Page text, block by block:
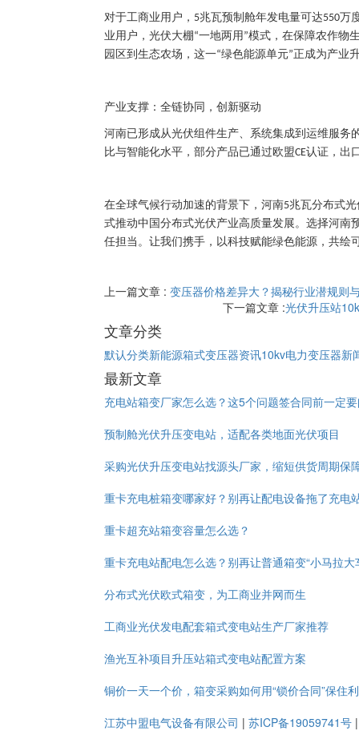
对于工商业用户， 5兆瓦预制舱年发电量可达550万
业用户，光伏大棚 “一地两用 ”模式，在保障农作物
园区到生态农场，这一“绿色能源单元”正成为产业
产业支撑：全链协同，创新驱动
河南已形成从光伏组件生产、系统集成到运维服务
比与智能化水平，部分产品已通过欧盟CE认证，出
在全球气候行动加速的背景下，河南5兆瓦分布式
式推动中国分布式光伏产业高质量发展。选择河南
任担当。让我们携手，以科技赋能绿色能源，共绘
上一篇文章 : 变压器价格差异大？揭秘行业潜规则
下一篇文章 :光伏升压站
文章分类
默认分类新能源箱式变压器资讯10kv电力变压器新
最新文章
充电站箱变厂家怎么选？这5个问题签合同前一定
预制舱光伏升压变电站，适配各类地面光伏项目
采购光伏升压变电站找源头厂家，缩短供货周期保
重卡充电桩箱变哪家好？别再让配电设备拖了充电
重卡超充站箱变容量怎么选？
重卡充电站配电怎么选？别再让普通箱变“小马拉大
分布式光伏欧式箱变，为工商业并网而生
工商业光伏发电配套箱式变电站生产厂家推荐
渔光互补项目升压站箱式变电站配置方案
铜价一天一个价，箱变采购如何用“锁价合同”保住
江苏中盟电气设备有限公司 | 苏ICP备19059741号